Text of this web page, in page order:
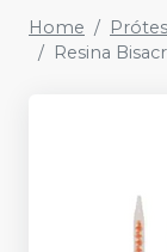
Home
Resina